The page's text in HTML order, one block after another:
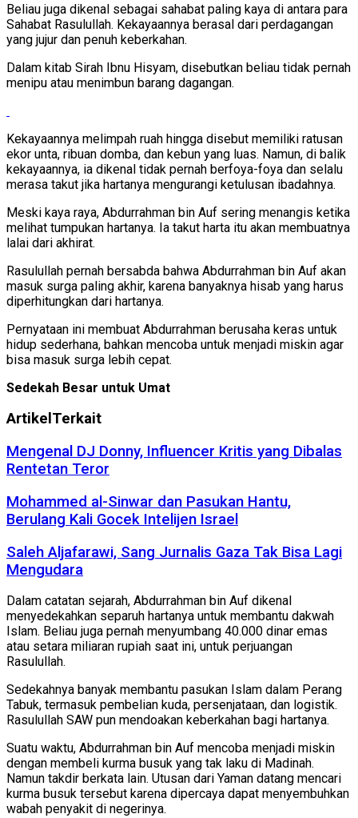
Beliau juga dikenal sebagai sahabat paling kaya di antara para
Sahabat Rasulullah. Kekayaannya berasal dari perdagangan
yang jujur dan penuh keberkahan.
Dalam kitab Sirah Ibnu Hisyam, disebutkan beliau tidak pernah
menipu atau menimbun barang dagangan.
Kekayaannya melimpah ruah hingga disebut memiliki ratusan
ekor unta, ribuan domba, dan kebun yang luas. Namun, di balik
kekayaannya, ia dikenal tidak pernah berfoya-foya dan selalu
merasa takut jika hartanya mengurangi ketulusan ibadahnya.
Meski kaya raya, Abdurrahman bin Auf sering menangis ketika
melihat tumpukan hartanya. Ia takut harta itu akan membuatnya
lalai dari akhirat.
Rasulullah pernah bersabda bahwa Abdurrahman bin Auf akan
masuk surga paling akhir, karena banyaknya hisab yang harus
diperhitungkan dari hartanya.
Pernyataan ini membuat Abdurrahman berusaha keras untuk
hidup sederhana, bahkan mencoba untuk menjadi miskin agar
bisa masuk surga lebih cepat.
Sedekah Besar untuk Umat
Artikel Terkait
Mengenal DJ Donny, Influencer Kritis yang Dibalas
Rentetan Teror
Mohammed al-Sinwar dan Pasukan Hantu,
Berulang Kali Gocek Intelijen Israel
Saleh Aljafarawi, Sang Jurnalis Gaza Tak Bisa Lagi
Mengudara
Dalam catatan sejarah, Abdurrahman bin Auf dikenal
menyedekahkan separuh hartanya untuk membantu dakwah
Islam. Beliau juga pernah menyumbang 40.000 dinar emas
atau setara miliaran rupiah saat ini, untuk perjuangan
Rasulullah.
Sedekahnya banyak membantu pasukan Islam dalam Perang
Tabuk, termasuk pembelian kuda, persenjataan, dan logistik.
Rasulullah SAW pun mendoakan keberkahan bagi hartanya.
Suatu waktu, Abdurrahman bin Auf mencoba menjadi miskin
dengan membeli kurma busuk yang tak laku di Madinah.
Namun takdir berkata lain. Utusan dari Yaman datang mencari
kurma busuk tersebut karena dipercaya dapat menyembuhkan
wabah penyakit di negerinya.